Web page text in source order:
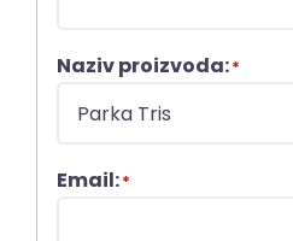
Naziv proizvoda:*
Email:*